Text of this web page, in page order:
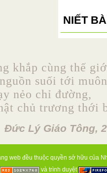
NIẾT
khắp cùng thế
suối tới
nẻo chỉ đường,
chủ trương thới
Đức Lý Giáo Tông,
web đều thuộc quyền sở hữu của
và trình duyệt